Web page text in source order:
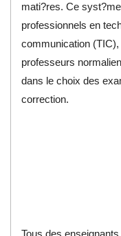
mati?res. Ce
professionnels en
communication
professeurs
dans le choix des
correction.